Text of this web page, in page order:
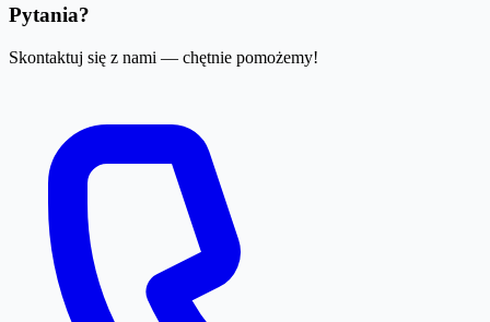
Pytania?
Skontaktuj się z nami — chętnie pomożemy!